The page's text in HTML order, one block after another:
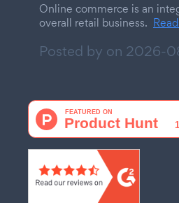
Online commerce is an
overall retail business.
Posted by on 2026-